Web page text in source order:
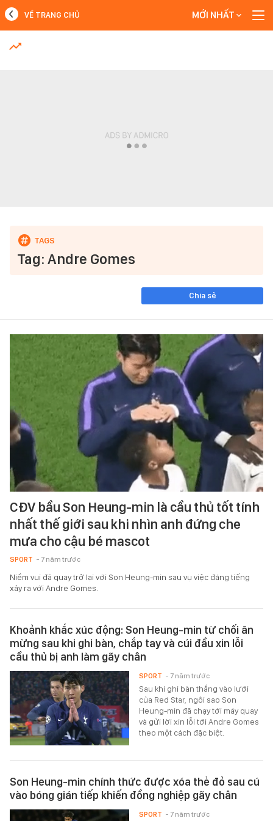
MỚI NHẤT
VỀ TRANG CHỦ MỚI NHẤT
Tag: Andre Gomes
Chia sẻ
CĐV bầu Son Heung-min là cầu thủ tốt tính
nhất thế giới sau khi nhìn anh đứng che
mưa cho cậu bé mascot
SPORT - 7 năm trước
Niềm vui đã quay trở lại với Son Heung-min sau vụ việc đáng tiếng
xảy ra với Andre Gomes.
Khoảnh khắc xúc động: Son Heung-min từ chối ăn
mừng sau khi ghi bàn, chắp tay và cúi đầu xin lỗi
cầu thủ bị anh làm gãy chân
Sau khi ghi bàn thắng vào lưới
của Red Star, ngôi sao Son
Heung-min đã chạy tới máy quay
và gửi lời xin lỗi tới Andre Gomes
theo một cách đặc biệt.
SPORT - 7 năm trước
Son Heung-min chính thức được xóa thẻ đỏ sau cú
vào bóng gián tiếp khiến đồng nghiệp gãy chân
SPORT - 7 năm trước